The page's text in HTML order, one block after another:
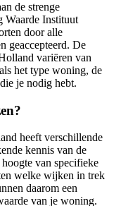
de strenge
Waarde Instituut
door alle
geaccepteerd. De
variëren van
het type woning, de
je nodig hebt.
heeft verschillende
kennis van de
van specifieke
welke wijken in trek
daarom een
van je woning.